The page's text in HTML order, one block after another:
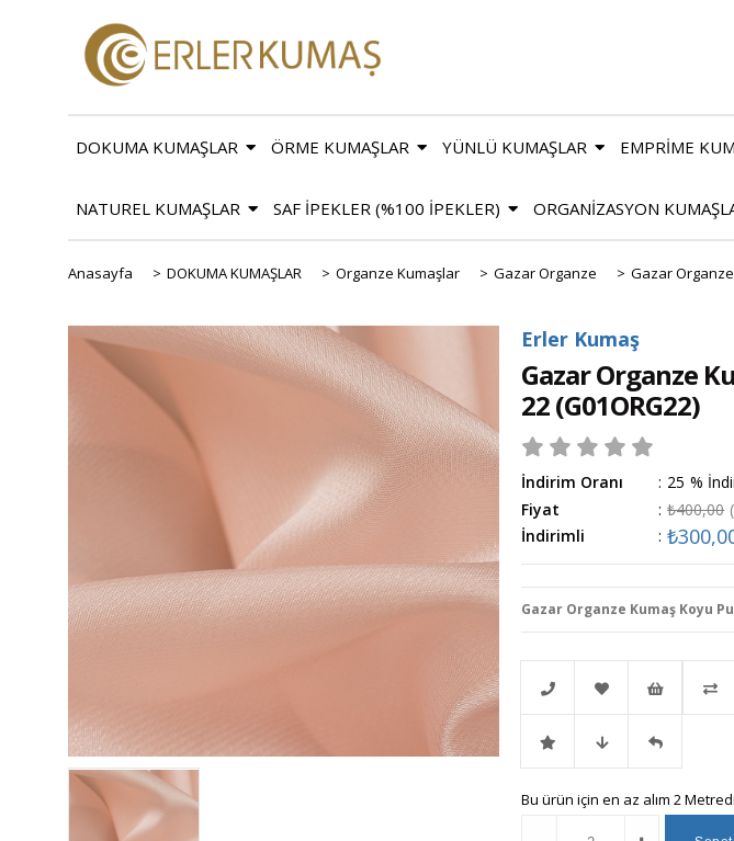
DOKUMA KUMAŞLAR ÖRME KUMAŞLAR YÜNLÜ KUMAŞLAR EMPRİME
NATUREL KUMAŞLAR SAF İPEKLER (%100 İPEKLER) ORGANİZASYON
Anasayfa > DOKUMA KUMAŞLAR > Organze Kumaşlar > Gazar Organze > Gazar
Erler Kumaş
Gazar Organze
22(G01ORG22)
İndirim Oranı : %
25
Fiyat
: ₺400,00
İndirimli
:
Gazar Organze Kumaş Koyu
Telefonla
Sipariş
Favorilere
Ekle
İstek
Listeme
İndirimli Fiyat Gelince
Bu ürün için en az alım 2